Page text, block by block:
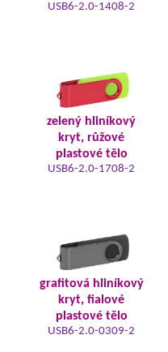
USB6-2.0-1408-2
zelený hliníkový
kryt, růžové
plastové tělo
USB6-2.0-1708-2
grafitová hliníkový
kryt, fialové
plastové tělo
USB6-2.0-0309-2